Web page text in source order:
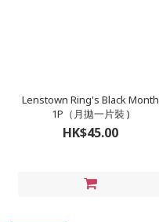
Lenstown Ring's Black Month
1P（月拋一片裝 )
HK$45.00